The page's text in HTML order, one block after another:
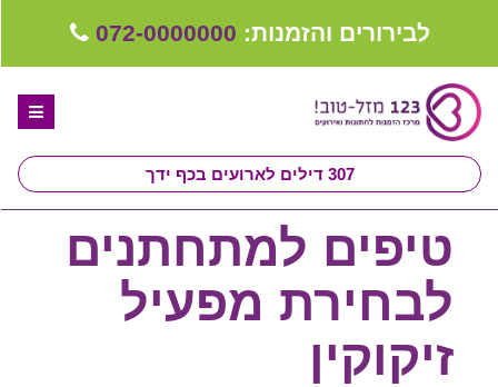
לבירורים והזמנות: 072-0000000
307 דילים לארועים בכף ידך
ספקים לחתונה מומלצים
קבלו ייעוץ בחינם
טיפים לארגון ותכנון חתונה
טיפים למתחתנים
לבחירת מפעיל
זיקוקין